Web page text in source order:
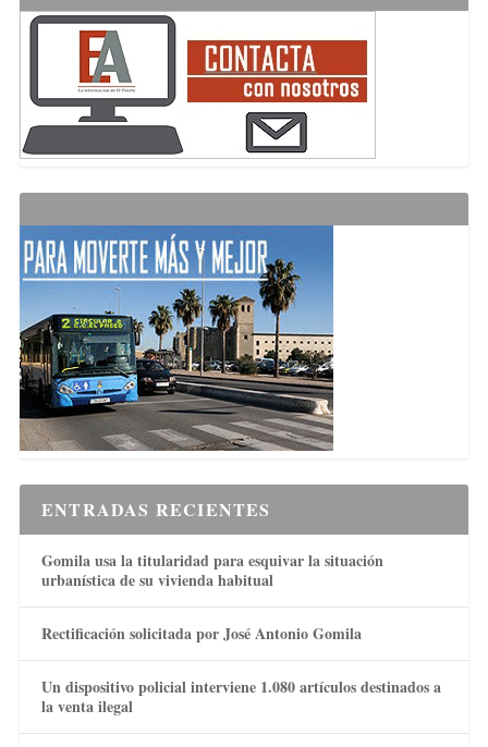
ENTRADAS RECIENTES
Gomila usa la titularidad para esquivar la situación
urbanística de su vivienda habitual
Rectificación solicitada por José Antonio Gomila
Un dispositivo policial interviene 1.080 artículos destinados a
la venta ilegal